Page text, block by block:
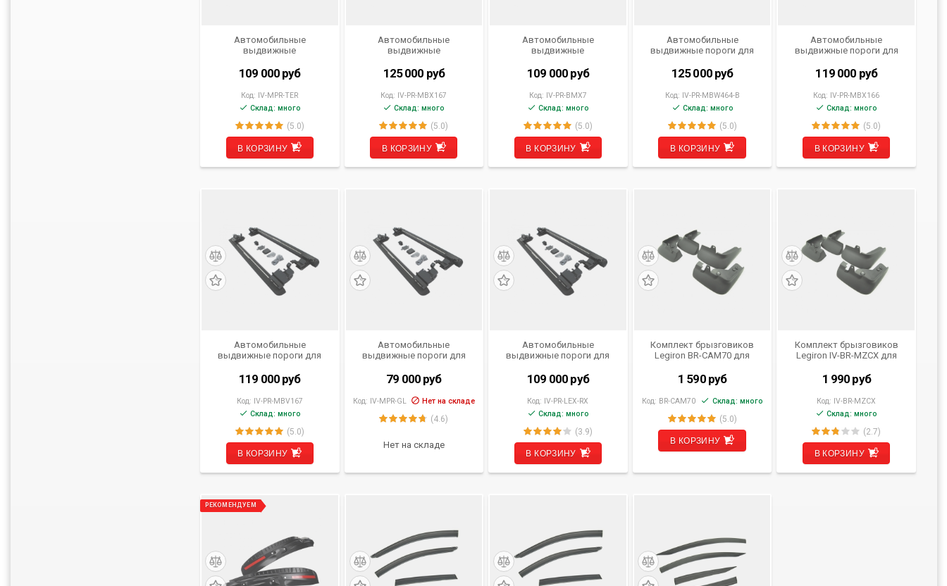
Автомобильные
выдвижные
VW Teramont от 2018 г.в.
109 000 руб
Код: IV-MPR-TER
Склад: много
(5.0)
В КОРЗИНУ
Автомобильные
выдвижные
Mercedes-Benz GLS (X167)
от 2019- н.в.
125 000 руб
Код: IV-PR-MBX167
Склад: много
(5.0)
В КОРЗИНУ
Автомобильные
выдвижные
Legiron IV-PR-BMX7 для
BMW X7 (G07) от 2019 - н.в.
109 000 руб
Код: IV-PR-BMX7
Склад: много
(5.0)
В КОРЗИНУ
Автомобильные
выдвижные пороги для
(W464) от 2019- н.в.
125 000 руб
Код: IV-PR-MBW464-B
Склад: много
(5.0)
В КОРЗИНУ
Автомобильные
выдвижные пороги для
2015- 2019 г.в.
119 000 руб
Код: IV-PR-MBX166
Склад: много
(5.0)
В КОРЗИНУ
Автомобильные
выдвижные пороги для
от 2019 - н.в.
119 000 руб
Код: IV-PR-MBV167
Склад: много
(5.0)
В КОРЗИНУ
Автомобильные
выдвижные пороги для
79 000 руб
Код: IV-MPR-GL Нет на складе
(4.6)
Нет на складе
Автомобильные
выдвижные пороги для
109 000 руб
Код: IV-PR-LEX-RX
Склад: много
(3.9)
В КОРЗИНУ
Комплект брызговиков
Legiron BR-CAM70 для
1 590 руб
Код: BR-CAM70 Склад: много
(5.0)
В КОРЗИНУ
Комплект брызговиков
Legiron IV-BR-MZCX для
1 990 руб
Код: IV-BR-MZCX
Склад: много
(2.7)
В КОРЗИНУ
РЕКОМЕНДУЕМ